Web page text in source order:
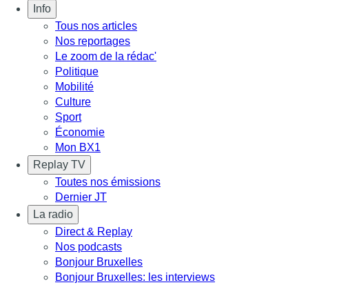
Info
Tous nos articles
Nos reportages
Le zoom de la rédac'
Politique
Mobilité
Culture
Sport
Économie
Mon BX1
Replay TV
Toutes nos émissions
Dernier JT
La radio
Direct & Replay
Nos podcasts
Bonjour Bruxelles
Bonjour Bruxelles: les interviews